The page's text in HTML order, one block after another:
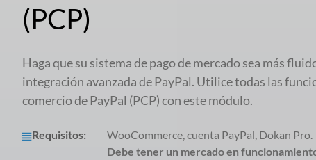
(PCP)
Haga que su sistema de pago de mercado sea más
integración avanzada de PayPal. Utilice todas las
comercio de PayPal (PCP) con este módulo.
Requisitos:
WooCommerce, cuenta PayPal, Dokan Pro.
Debe tener un mercado en